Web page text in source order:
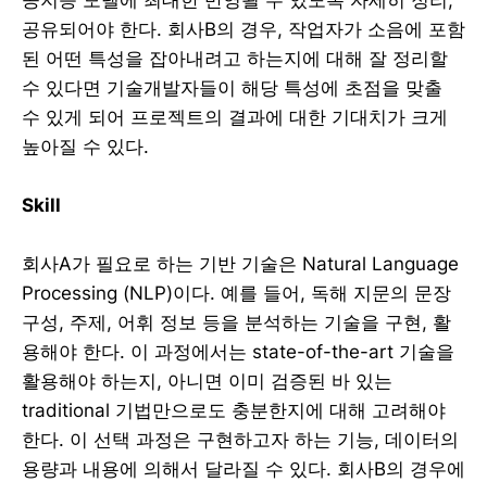
공유되어야 한다. 회사B의 경우, 작업자가 소음에 포함
된 어떤 특성을 잡아내려고 하는지에 대해 잘 정리할
수 있다면 기술개발자들이 해당 특성에 초점을 맞출
수 있게 되어 프로젝트의 결과에 대한 기대치가 크게
높아질 수 있다.
Skill
회사A가 필요로 하는 기반 기술은 Natural Language
Processing (NLP)이다. 예를 들어, 독해 지문의 문장
구성, 주제, 어휘 정보 등을 분석하는 기술을 구현, 활
용해야 한다. 이 과정에서는 state-of-the-art 기술을
활용해야 하는지, 아니면 이미 검증된 바 있는
traditional 기법만으로도 충분한지에 대해 고려해야
한다. 이 선택 과정은 구현하고자 하는 기능, 데이터의
용량과 내용에 의해서 달라질 수 있다. 회사B의 경우에